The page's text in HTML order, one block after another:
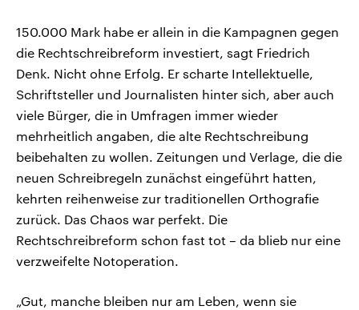
150.000 Mark habe er allein in die Kampagnen gegen
die Rechtschreibreform investiert, sagt Friedrich
Denk. Nicht ohne Erfolg. Er scharte Intellektuelle,
Schriftsteller und Journalisten hinter sich, aber auch
viele Bürger, die in Umfragen immer wieder
mehrheitlich angaben, die alte Rechtschreibung
beibehalten zu wollen. Zeitungen und Verlage, die die
neuen Schreibregeln zunächst eingeführt hatten,
kehrten reihenweise zur traditionellen Orthografie
zurück. Das Chaos war perfekt. Die
Rechtschreibreform schon fast tot – da blieb nur eine
verzweifelte Notoperation.
„Gut, manche bleiben nur am Leben, wenn sie